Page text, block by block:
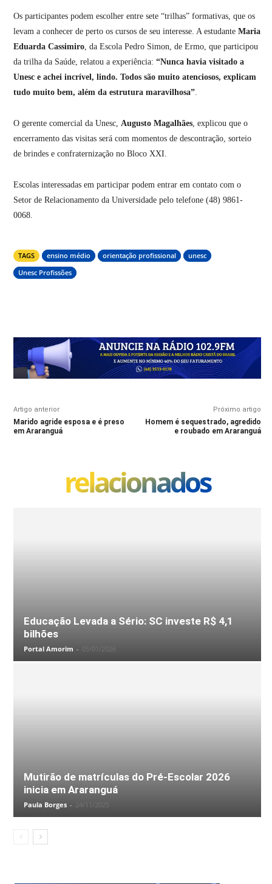
Os participantes podem escolher entre sete “trilhas” formativas, que os
levam a conhecer de perto os cursos de seu interesse. A estudante Maria
Eduarda Cassimiro, da Escola Pedro Simon, de Ermo, que participou
da trilha da Saúde, relatou a experiência: “Nunca havia visitado a
Unesc e achei incrível, lindo. Todos são muito atenciosos, explicam
tudo muito bem, além da estrutura maravilhosa”.
O gerente comercial da Unesc, Augusto Magalhães, explicou que o
encerramento das visitas será com momentos de descontração, sorteio
de brindes e confraternização no Bloco XXI.
Escolas interessadas em participar podem entrar em contato com o
Setor de Relacionamento da Universidade pelo telefone (48) 9861-
0068.
TAGS ensino médio orientação profissional
unesc
Unesc Profissões
Artigo anterior
Marido agride esposa e é preso
em Araranguá
Próximo artigo
Homem é sequestrado, agredido
e roubado em Araranguá
relacionados
Educação Levada a Sério: SC investe R$ 4,1
bilhões
Portal Amorim - 05/01/2026
Mutirão de matrículas do Pré-Escolar 2026
inicia em Araranguá
Paula Borges - 24/11/2025